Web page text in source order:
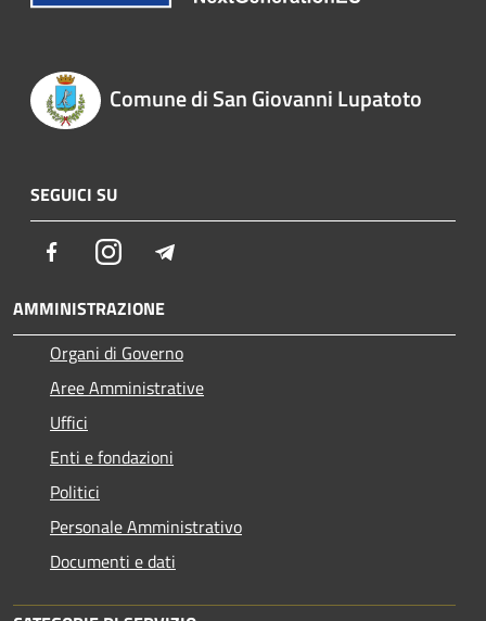
Comune di San Giovanni Lupatoto
SEGUICI SU
FacebookInstagram
AMMINISTRAZIONE
Organi di Governo
Aree Amministrative
Uffici
Enti e fondazioni
Politici
Personale Amministrativo
Documenti e dati